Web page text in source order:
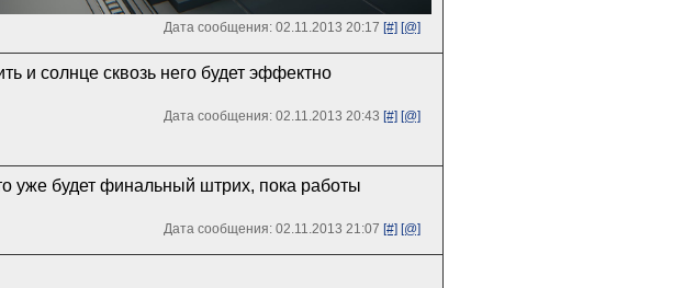
Дата сообщения: 02.11.2013 20:17 [#] [@]
и солнце сквозь него будет эффектно
Дата сообщения: 02.11.2013 20:43 [#] [@]
уже будет финальный штрих, пока работы
Дата сообщения: 02.11.2013 21:07 [#] [@]